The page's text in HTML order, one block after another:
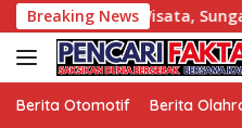
Langsung
ke
konten
Breaking News
Potensi Wisata, Sungai
Berita Otomotif Berita